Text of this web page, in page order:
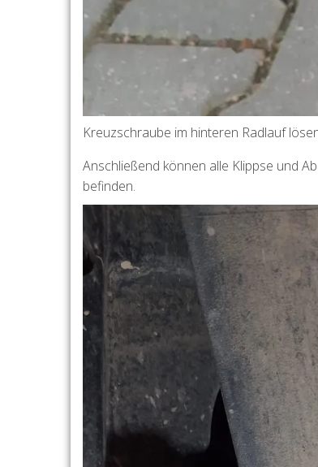
Kreuzschraube im hinteren Radlauf
Anschließend können alle Klippse und
befinden.